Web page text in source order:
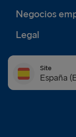
Negocios
Legal
Site
España